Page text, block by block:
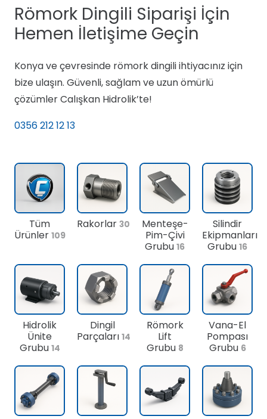
Römork Dingili Siparişi İçin
Hemen İletişime Geçin
Konya ve çevresinde römork dingili ihtiyacınız için
bize ulaşın. Güvenli, sağlam ve uzun ömürlü
çözümler Calışkan Hidrolik’te!
0356 212 12 13
Tüm
Ürünler 109
Rakorlar 30
Menteşe-
Pim-Çivi
Grubu 16
Silindir
Ekipmanları
Grubu 16
Hidrolik
Ünite
Grubu 14
Dingil
Parçaları 14
Römork
Lift
Grubu 8
Vana-El
Pompası
Grubu 6